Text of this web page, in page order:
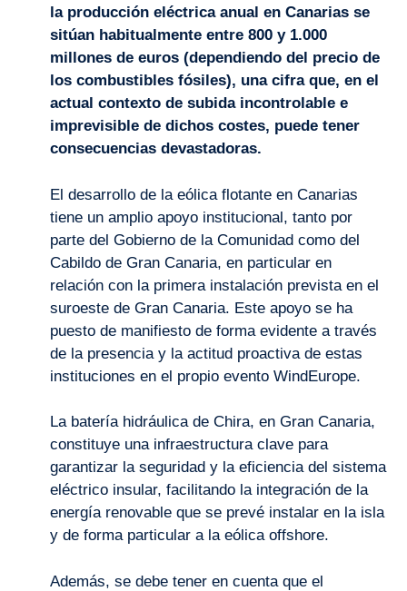
la producción eléctrica anual en Canarias se
sitúan habitualmente entre 800 y 1.000
millones de euros (dependiendo del precio de
los combustibles fósiles), una cifra que, en el
actual contexto de subida incontrolable e
imprevisible de dichos costes, puede tener
consecuencias devastadoras.
El desarrollo de la eólica flotante en Canarias
tiene un amplio apoyo institucional, tanto por
parte del Gobierno de la Comunidad como del
Cabildo de Gran Canaria, en particular en
relación con la primera instalación prevista en el
suroeste de Gran Canaria. Este apoyo se ha
puesto de manifiesto de forma evidente a través
de la presencia y la actitud proactiva de estas
instituciones en el propio evento WindEurope.
La batería hidráulica de Chira, en Gran Canaria,
constituye una infraestructura clave para
garantizar la seguridad y la eficiencia del sistema
eléctrico insular, facilitando la integración de la
energía renovable que se prevé instalar en la isla
y de forma particular a la eólica offshore.
Además, se debe tener en cuenta que el